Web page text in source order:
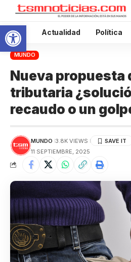
Abrir barra de herramientas
Inicio Actualidad Política
MUNDO
Nueva propuesta
tributaria
recaudo o un
MUNDO 3.8K VIEWS
11 SEPTIEMBRE, 2025